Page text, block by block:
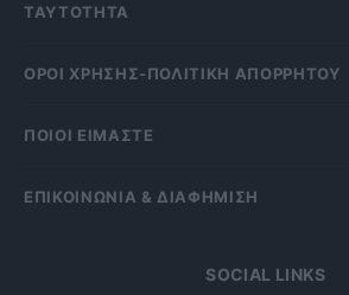
ΤΑΥΤΟΤΗΤΑ
OΡΟΙ ΧΡΗΣΗΣ-ΠΟΛΙΤΙΚΗ ΑΠΟΡΡΗΤΟΥ
ΠΟΙΟΙ ΕΙΜΑΣΤΕ
ΕΠΙΚΟΙΝΩΝΙΑ & ΔΙΑΦΗΜΙΣΗ
SOCIAL LINKS